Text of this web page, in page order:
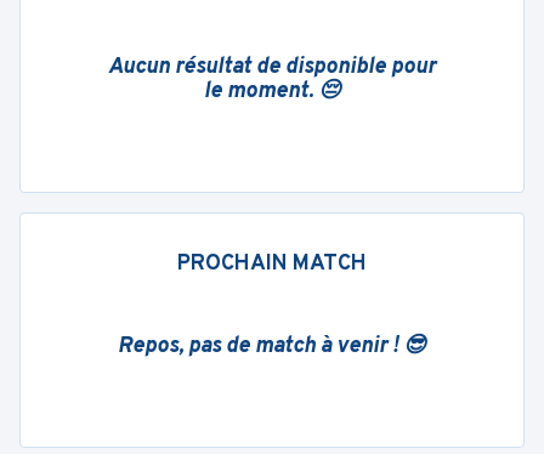
Aucun résultat de disponible pour
le moment. 😔
PROCHAIN MATCH
Repos, pas de match à venir ! 😎